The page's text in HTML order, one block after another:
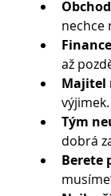
nechce
až
Majitel
výjimek.
Tým
dobrá
Berete